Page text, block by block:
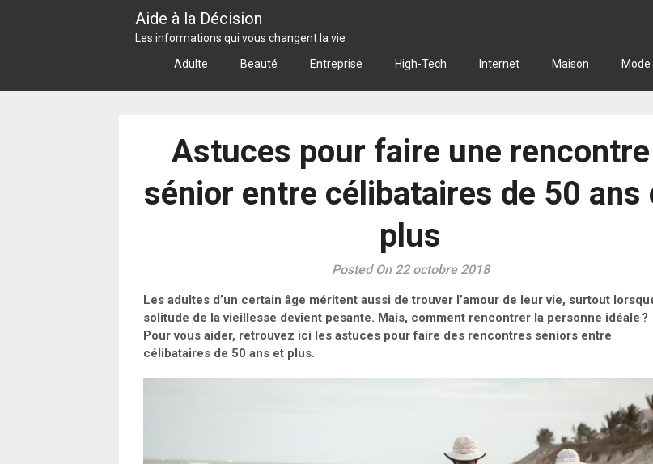
Aide à la Décision
Les informations qui vous changent la vie
Adulte
Beauté Entreprise High-Tech Internet Maison Mode
Astuces pour faire une rencontre
sénior entre célibataires de 50 ans
plus
Posted On 22 octobre 2018
Les adultes d’un certain âge méritent aussi de trouver l’amour de leur vie, surtout
solitude de la vieillesse devient pesante. Mais, comment rencontrer la personne idéale ?
Pour vous aider, retrouvez ici les astuces pour faire des rencontres séniors entre
célibataires de 50 ans et plus.